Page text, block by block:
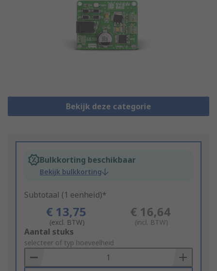
Bekijk deze categorie
Bulkkorting beschikbaar
Bekijk bulkkorting
Subtotaal (1 eenheid)*
€ 13,75
(excl. BTW)
€ 16,64
(incl. BTW)
Add
to
Basket
Aantal stuks
selecteer of typ hoeveelheid